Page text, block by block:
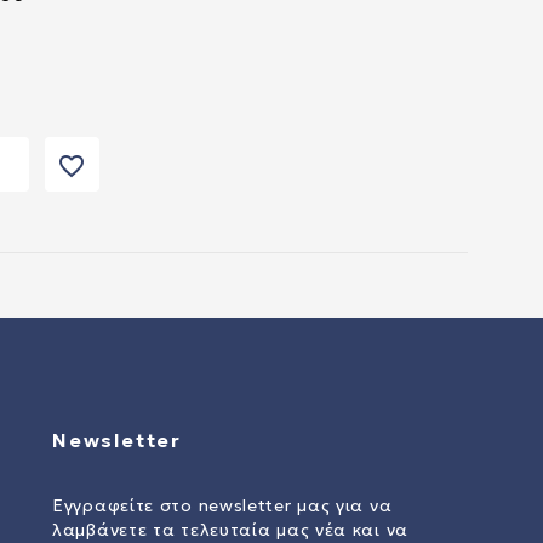
favorite_border
Newsletter
Εγγραφείτε στο newsletter μας για να
λαμβάνετε τα τελευταία μας νέα και να